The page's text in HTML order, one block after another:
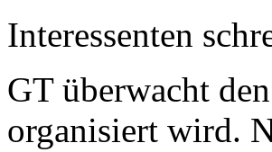
Interessenten
GT überwacht
organisiert wird.